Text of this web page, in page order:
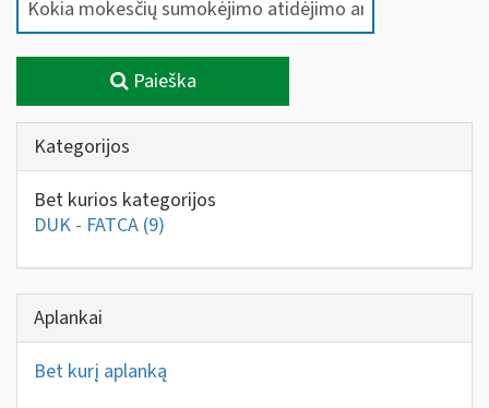
Paieška
Kategorijos
Bet kurios kategorijos
DUK - FATCA (9)
Aplankai
Bet kurį aplanką